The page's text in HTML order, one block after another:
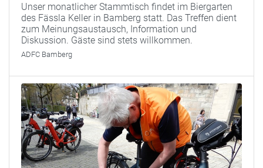
Unser monatlicher Stammtisch findet im Biergarten
des Fässla Keller in Bamberg statt. Das Treffen dient
zum Meinungsaustausch, Information und
Diskussion. Gäste sind stets willkommen.
ADFC Bamberg